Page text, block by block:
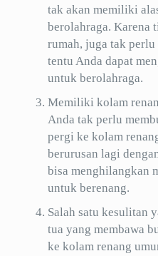
tak akan memiliki
berolahraga. Karena
rumah, juga tak
tentu Anda dapat
untuk berolahraga.
Memiliki kolam
Anda tak perlu
pergi ke kolam
berurusan lagi
bisa menghilangkan
untuk berenang.
Salah satu kesulitan
tua yang membawa
ke kolam renang